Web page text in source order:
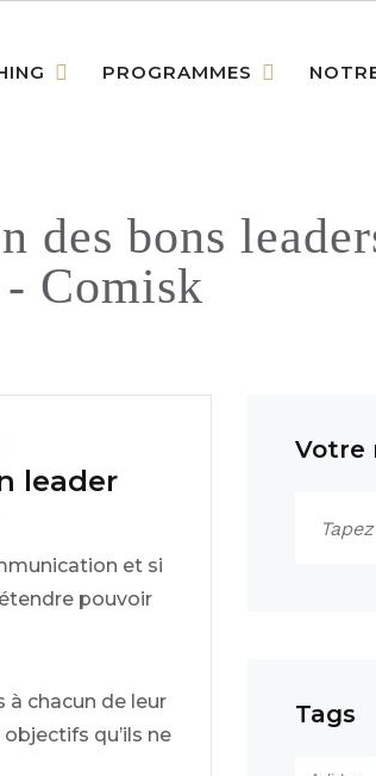
PROGRAMMES
des bons
Comisk
leader
et si
pouvoir
chacun de leur
qu’ils ne
Votre
Tags